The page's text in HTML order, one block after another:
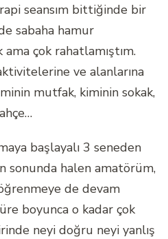
seansım bittiğinde bir
sabaha hamur
çok rahatlamıştım.
ve alanlarına
mutfak, kiminin sokak,
başlayalı 3 seneden
sonunda halen amatörüm,
de devam
boyunca o kadar çok
neyi doğru neyi yanlış